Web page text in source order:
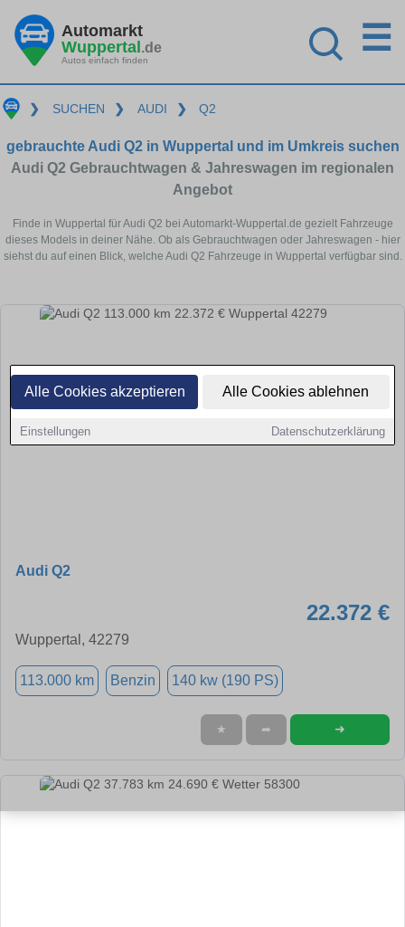
Alle Cookies akzeptieren Alle Cookies ablehnen
Einstellungen Datenschutzerklärung
Automarkt
Wuppertal.de
Autos einfach finden
☰
❯ SUCHEN ❯ AUDI ❯ Q2
gebrauchte Audi Q2 in Wuppertal und im Umkreis suchen
Audi Q2 Gebrauchtwagen & Jahreswagen im regionalen
Angebot
Finde in Wuppertal für Audi Q2 bei Automarkt-Wuppertal.de gezielt Fahrzeuge
dieses Models in deiner Nähe. Ob als Gebrauchtwagen oder Jahreswagen - hier
siehst du auf einen Blick, welche Audi Q2 Fahrzeuge in Wuppertal verfügbar sind.
Audi Q2
22.372 €
Wuppertal, 42279
113.000 km Benzin 140 kw (190 PS)
★ ➦ ➜